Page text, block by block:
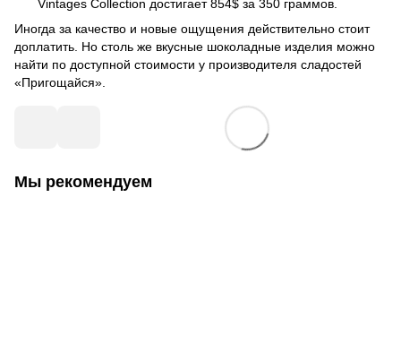
Vintages Collection достигает 854$ за 350 граммов.
Иногда за качество и новые ощущения действительно стоит
доплатить. Но столь же вкусные шоколадные изделия можно
найти по доступной стоимости у производителя сладостей
«Пригощайся».
Мы рекомендуем